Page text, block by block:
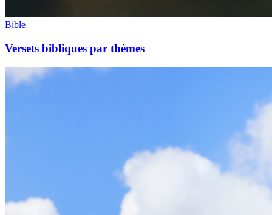
Bible
Versets bibliques par thèmes